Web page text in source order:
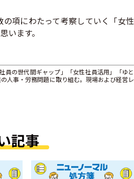
項にわたって考察していく「女性
います。
員の世代間ギャップ」「女性社員活用」「ゆと
人事・労務問題に取り組む。現場および経営レ
記事